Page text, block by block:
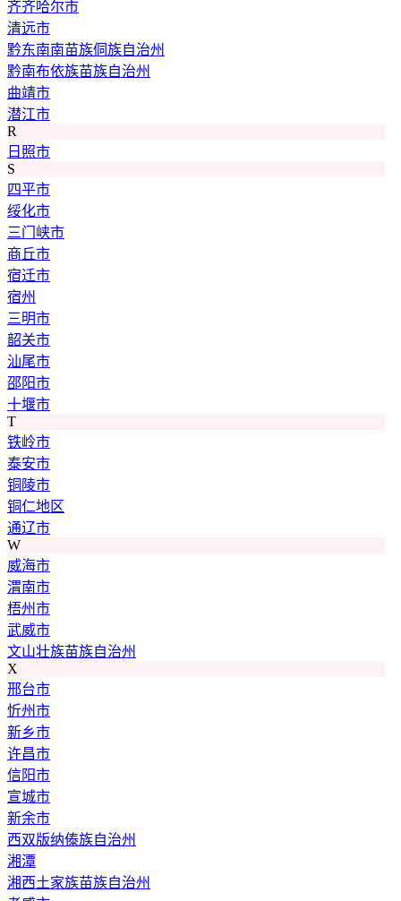
齐齐哈尔市
清远市
黔东南南苗族侗族自治州
黔南布依族苗族自治州
曲靖市
潜江市
R
日照市
S
四平市
绥化市
三门峡市
商丘市
宿迁市
宿州
三明市
韶关市
汕尾市
邵阳市
十堰市
T
铁岭市
泰安市
铜陵市
铜仁地区
通辽市
W
威海市
渭南市
梧州市
武威市
文山壮族苗族自治州
X
邢台市
忻州市
新乡市
许昌市
信阳市
宣城市
新余市
西双版纳傣族自治州
湘潭
湘西土家族苗族自治州